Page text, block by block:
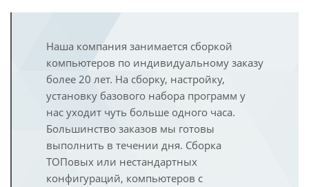
Наша компания занимается сборкой
компьютеров по индивидуальному заказу
более 20 лет. На сборку, настройку,
установку базового набора программ у
нас уходит чуть больше одного часа.
Большинство заказов мы готовы
выполнить в течении дня. Сборка
ТОПовых или нестандартных
конфигураций, компьютеров с